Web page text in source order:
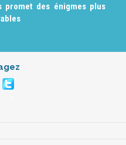
promet des énigmes plus